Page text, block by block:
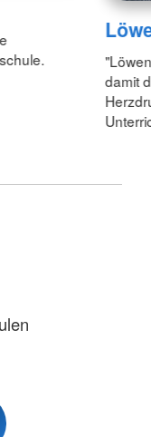
damit